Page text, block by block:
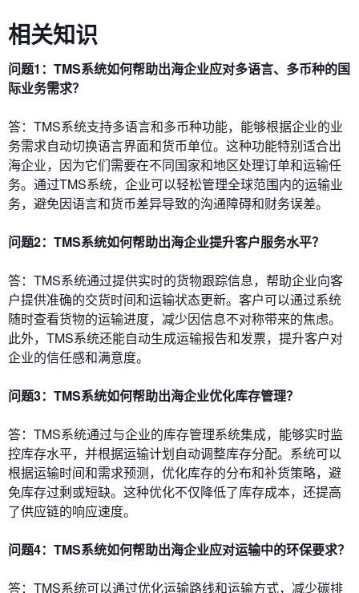
相关知识
问题1：TMS系统如何帮助出海企业应对多语言、多币种的国
际业务需求？
答：TMS系统支持多语言和多币种功能，能够根据企业的业
务需求自动切换语言界面和货币单位。这种功能特别适合出
海企业，因为它们需要在不同国家和地区处理订单和运输任
务。通过TMS系统，企业可以轻松管理全球范围内的运输业
务，避免因语言和货币差异导致的沟通障碍和财务误差。
问题2：TMS系统如何帮助出海企业提升客户服务水平？
答：TMS系统通过提供实时的货物跟踪信息，帮助企业向客
户提供准确的交货时间和运输状态更新。客户可以通过系统
随时查看货物的运输进度，减少因信息不对称带来的焦虑。
此外，TMS系统还能自动生成运输报告和发票，提升客户对
企业的信任感和满意度。
问题3：TMS系统如何帮助出海企业优化库存管理？
答：TMS系统通过与企业的库存管理系统集成，能够实时监
控库存水平，并根据运输计划自动调整库存分配。系统可以
根据运输时间和需求预测，优化库存的分布和补货策略，避
免库存过剩或短缺。这种优化不仅降低了库存成本，还提高
了供应链的响应速度。
问题4：TMS系统如何帮助出海企业应对运输中的环保要求？
答：TMS系统可以通过优化运输路线和运输方式，减少碳排